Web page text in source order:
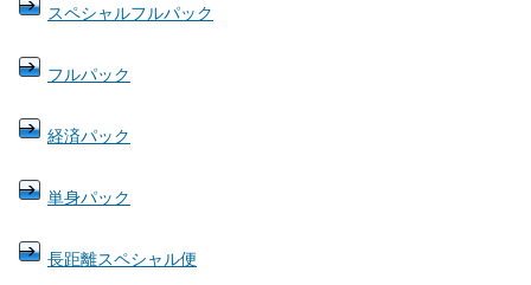
スペシャルフルパック
フルパック
経済パック
単身パック
長距離スペシャル便